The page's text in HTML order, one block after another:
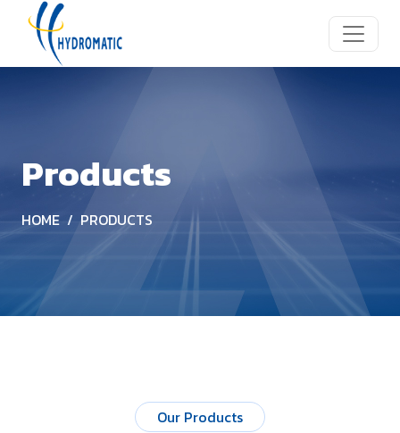
Products
HOME PRODUCTS
Our Products